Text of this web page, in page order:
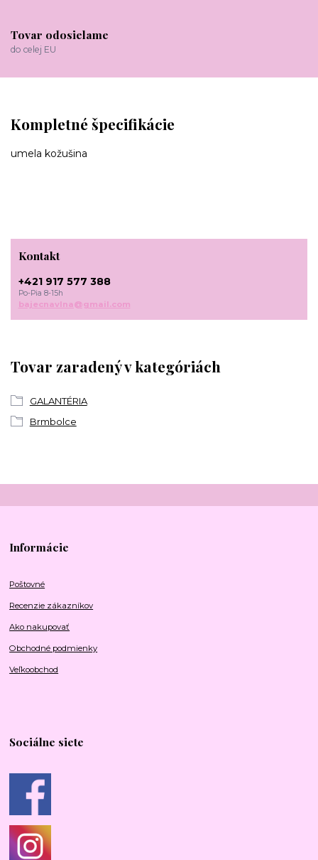
Tovar odosielame
do celej EU
Kompletné špecifikácie
umela kožušina
Tovar zaradený v kategóriách
GALANTÉRIA
Brmbolce
Kontakt
+421 917 577 388
Po-Pia 8-15h
bajecnavlna@gmail.com
Informácie
Poštovné
Recenzie zákazníkov
Ako nakupovať
Obchodné podmienky
Veľkoobchod
Sociálne siete